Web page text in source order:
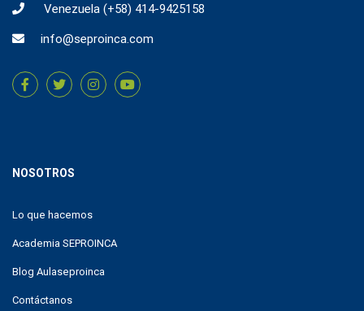
Venezuela (+58) 414-9425158
info@seproinca.com
NOSOTROS
Lo que hacemos
Academia SEPROINCA
Blog Aulaseproinca
Contáctanos